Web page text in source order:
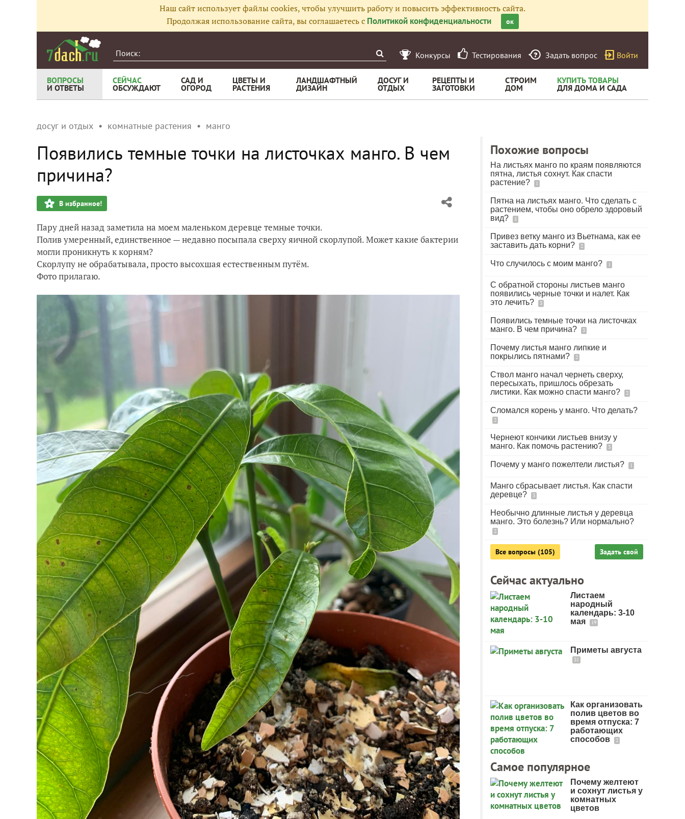
Наш сайт использует файлы cookies, чтобы улучшить работу и повысить эффективность сайта.
Продолжая использование сайта, вы соглашаетесь с Политикой конфиденциальности ок
Конкурсы Тестирования Задать вопрос Войти
ВОПРОСЫ
И ОТВЕТЫ
СЕЙЧАС
ОБСУЖДАЮТ
САД И
ОГОРОД
ЦВЕТЫ И
РАСТЕНИЯ
ЛАНДШАФТНЫЙ
ДИЗАЙН
ДОСУГ И
ОТДЫХ
РЕЦЕПТЫ И
ЗАГОТОВКИ
СТРОИМ
ДОМ
КУПИТЬ ТОВАРЫ
ДЛЯ ДОМА И САДА
досуг и отдых комнатные растения манго
Появились темные точки на листочках манго. В чем
причина?
В избранное!
Пару дней назад заметила на моем маленьком деревце темные точки.
Полив умеренный, единственное — недавно посыпала сверху яичной скорлупой. Может какие бактерии
могли проникнуть к корням?
Скорлупу не обрабатывала, просто высохшая естественным путём.
Фото прилагаю.
Похожие вопросы
На листьях манго по краям появляются
пятна, листья сохнут. Как спасти
растение?
1
Пятна на листьях манго. Что сделать с
растением, чтобы оно обрело здоровый
вид?
5
Привез ветку манго из Вьетнама, как ее
заставить дать корни?
2
Что случилось с моим манго? 1
С обратной стороны листьев манго
появились черные точки и налет. Как
это лечить?
3
Появились темные точки на листочках
манго. В чем причина?
3
Почему листья манго липкие и
покрылись пятнами?
2
Ствол манго начал чернеть сверху,
пересыхать, пришлось обрезать
листики. Как можно спасти манго?
2
Сломался корень у манго. Что делать?
2
Чернеют кончики листьев внизу у
манго. Как помочь растению?
3
Почему у манго пожелтели листья? 1
Манго сбрасывает листья. Как спасти
деревце?
3
Необычно длинные листья у деревца
манго. Это болезнь? Или нормально?
2
Все вопросы (105) Задать свой
Сейчас актуально
Листаем
народный
календарь: 3-10
мая
19
Приметы августа
31
Как организовать
полив цветов во
время отпуска: 7
работающих
способов
2
Самое популярное
Почему желтеют
и сохнут листья у
комнатных
цветов